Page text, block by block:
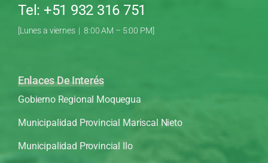
Tel: +51 932 316 751
[Lunes a viernes | 8:00 AM – 5:00 PM]
Enlaces De Interés
Gobierno Regional Moquegua
Municipalidad Provincial Mariscal Nieto
Municipalidad Provincial Ilo